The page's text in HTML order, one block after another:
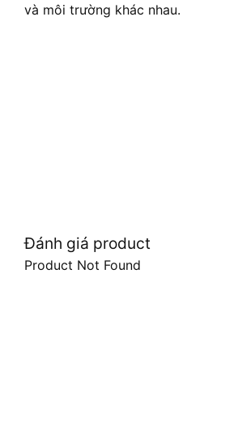
và môi trường khác nhau.
Đánh giá product
Product Not Found